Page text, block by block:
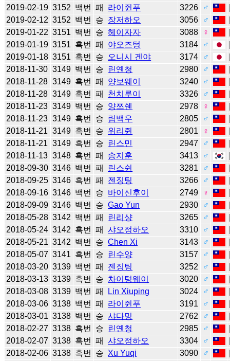
2019-02-19 3152 백번 패 라이쥔푸 3226 ♂
2019-02-12 3152 백번 승 장저하오 3056 ♂
2019-01-22 3151 백번 승 헤이자자 3088 ♀
2019-01-19 3151 흑번 패 야오즈텅 3184 ♂
2019-01-18 3151 흑번 승 오니시 겐야 3174 ♂
2018-11-30 3149 백번 승 린옌청 2980 ♂
2018-11-28 3149 흑번 패 양보웨이 3240 ♂
2018-11-28 3149 흑번 패 천치루이 3326 ♂
2018-11-23 3149 백번 승 양쯔쉔 2978 ♀
2018-11-23 3149 흑번 승 림백우 2805 ♂
2018-11-21 3149 흑번 승 위리쥔 2801 ♀
2018-11-21 3149 흑번 승 린스민 2947 ♂
2018-11-13 3148 흑번 패 송지훈 3413 ♂
2018-09-30 3146 백번 패 린스쉰 3281 ♂
2018-09-25 3146 흑번 패 젠징팅 3266 ♂
2018-09-16 3146 백번 승 바이신후이 2749 ♀
2018-09-09 3146 백번 승 Gao Yun 2930 ♂
2018-05-28 3142 백번 패 린리샹 3265 ♂
2018-05-24 3142 흑번 패 샤오정하오 3310 ♂
2018-05-21 3142 백번 승 Chen Xi 3143 ♂
2018-05-07 3141 흑번 승 린수양 3157 ♂
2018-03-20 3139 백번 패 젠징팅 3252 ♂
2018-03-13 3139 흑번 승 차이텅웨이 3020 ♂
2018-03-08 3139 백번 패 Lin Xiuping 3024 ♂
2018-03-06 3138 백번 패 라이쥔푸 3191 ♂
2018-03-01 3138 백번 승 샤다밍 2762 ♂
2018-02-27 3138 흑번 승 린옌청 2985 ♂
2018-02-07 3138 흑번 패 샤오정하오 3304 ♂
2018-02-06 3138 흑번 승 Xu Yuqi 3090 ♂